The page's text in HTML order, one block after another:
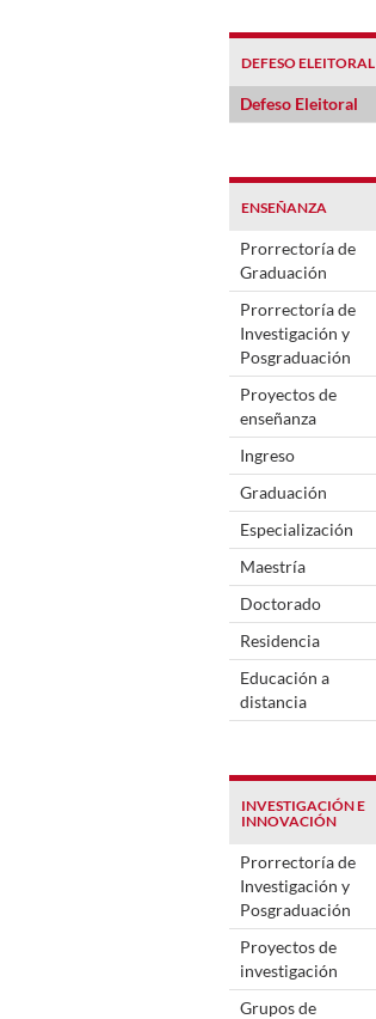
DEFESO ELEITORAL
Defeso Eleitoral
ENSEÑANZA
Prorrectoría de
Graduación
Prorrectoría de
Investigación y
Posgraduación
Proyectos de
enseñanza
Ingreso
Graduación
Especialización
Maestría
Doctorado
Residencia
Educación a
distancia
INVESTIGACIÓN E
INNOVACIÓN
Prorrectoría de
Investigación y
Posgraduación
Proyectos de
investigación
Grupos de